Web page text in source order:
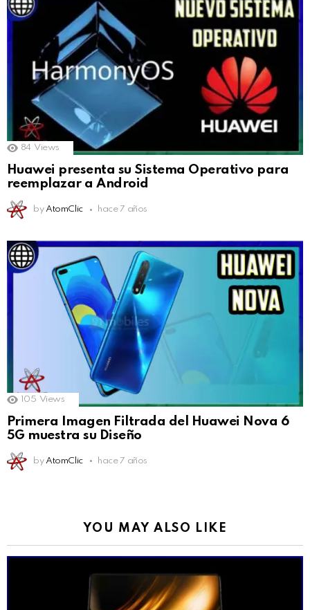
84 Views
Huawei presenta su Sistema Operativo para
reemplazar a Android
by AtomClic hace 7 años
105 Views
Primera Imagen Filtrada del Huawei Nova 6
5G muestra su Diseño
by AtomClic hace 7 años
YOU MAY ALSO LIKE